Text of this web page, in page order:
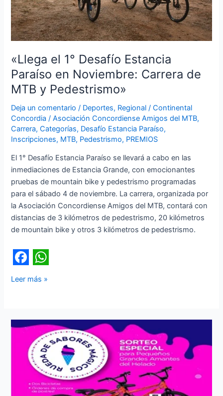
«Llega el 1° Desafío Estancia
Paraíso en Noviembre: Carrera de
MTB y Pedestrismo»
Deja un comentario / Deportes, Regional /Continental
Concordia/Asociación Concordiense Amigos del MTB,
Carrera,Categorías, Desafío Estancia Paraíso,
Inscripciones, MTB, Pedestrismo, PREMIOS
El 1° Desafío Estancia Paraíso se llevará a cabo en las
inmediaciones de Estancia Grande, con emocionantes
pruebas de mountain bike y pedestrismo programadas
para el sábado 4 de noviembre. La carrera, organizada por
la Asociación Concordiense Amigos del MTB, contará con
distancias de 3 kilómetros de pedestrismo, 20 kilómetros
de mountain bike y otros 3 kilómetros de pedestrismo.
F
a
e
W
h
t
s
A
p
p
en
Noviembre:
Carrera
MTB
y
Pedestrismo»
Leer más »